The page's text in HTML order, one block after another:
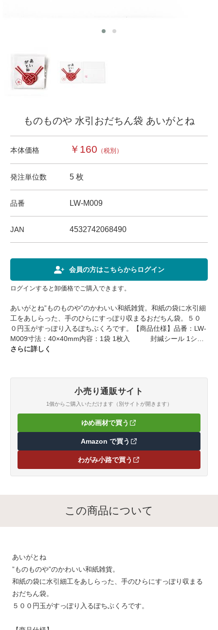
ものものや 水引おだちん袋 あいがとね
本体価格 ￥160 （税別）
発注単位数 5 枚
品番 LW-M009
JAN 4532742068490
会員の方はこちらからログイン
ログインすると卸価格でご購入できます。
あいがとね”ものものや”のかわいい和紙雑貨。和紙の袋に水引細
工をあしらった、手のひらにすっぽり収まるおだちん袋。５０
０円玉がすっぽり入るぽちぶくろです。【商品仕様】品番：LW-
M009寸法：40×40mm内容：1袋 1枚入 封緘シール 1シー
ト素材：袋 和紙※簀の目和紙 水引 紙個装：OPP袋入包
さらに詳しく
小売り通販サイト
1個からご購入いただけます（別サイトが開きます）
ゆめ画材で買う（新しいタブで開きます）
Amazon で買う（新しいタブで開きます）
わがみ小路で買う（新しいタブで開きます）
この商品について
あいがとね
”ものものや”のかわいい和紙雑貨。
和紙の袋に水引細工をあしらった、手のひらにすっぽり収まる
おだちん袋。
５００円玉がすっぽり入るぽちぶくろです。